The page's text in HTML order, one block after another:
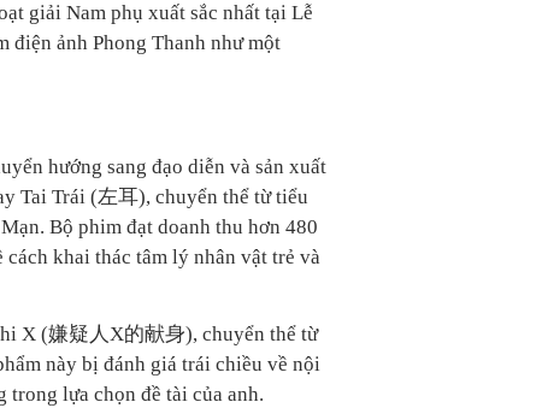
giải Nam phụ xuất sắc nhất tại Lễ
ảnh Phong Thanh như một
hướng sang đạo diễn và sản xuất
Tai Trái (左耳), chuyển thể từ tiểu
Bộ phim đạt doanh thu hơn 480
khai thác tâm lý nhân vật trẻ và
X (嫌疑人X的献身), chuyển thể từ
này bị đánh giá trái chiều về nội
trong lựa chọn đề tài của anh.